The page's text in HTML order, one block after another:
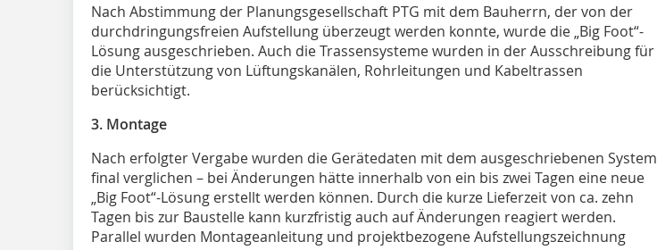
Nach Abstimmung der Planungsgesellschaft PTG mit dem Bauherrn, der von der
durchdringungsfreien Aufstellung überzeugt werden konnte, wurde die „Big Foot“-
Lösung ausgeschrieben. Auch die Trassensysteme wurden in der Ausschreibung für
die Unterstützung von Lüftungskanälen, Rohrleitungen und Kabeltrassen
berücksichtigt.
3. Montage
Nach erfolgter Vergabe wurden die Gerätedaten mit dem ausgeschriebenen System
final verglichen – bei Änderungen hätte innerhalb von ein bis zwei Tagen eine neue
„Big Foot“-Lösung erstellt werden können. Durch die kurze Lieferzeit von ca. zehn
Tagen bis zur Baustelle kann kurzfristig auch auf Änderungen reagiert werden.
Parallel wurden Montageanleitung und projektbezogene Aufstellungszeichnung